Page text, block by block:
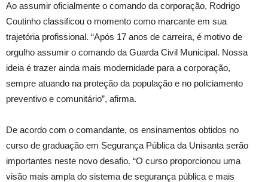
Ao assumir oficialmente o comando da corporação, Rodrigo
Coutinho classificou o momento como marcante em sua
trajetória profissional. “Após 17 anos de carreira, é motivo de
orgulho assumir o comando da Guarda Civil Municipal. Nossa
ideia é trazer ainda mais modernidade para a corporação,
sempre atuando na proteção da população e no policiamento
preventivo e comunitário”, afirma.
De acordo com o comandante, os ensinamentos obtidos no
curso de graduação em Segurança Pública da Unisanta serão
importantes neste novo desafio. “O curso proporcionou uma
visão mais ampla do sistema de segurança pública e mais